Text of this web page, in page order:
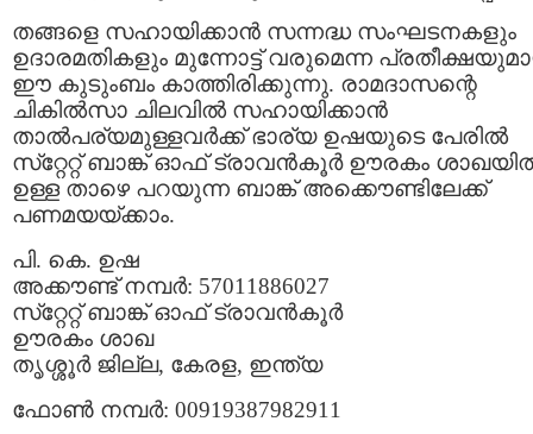
തങ്ങളെ സഹായിക്കാന്‍ സന്നദ്ധ സംഘടനകളും
ഉദാരമതികളും മുന്നോട്ട് വരുമെന്ന
ഈ കുടുംബം കാത്തിരിക്കുന്നു. രാമദാസന്റെ
ചികില്‍സാ ചിലവില്‍ സഹായിക്കാന്‍
താല്‍പര്യമുള്ളവര്‍ക്ക് ഭാര്യ ഉഷയുടെ പേരില്‍
സ്‌റ്റേറ്റ്‌ ബാങ്ക്‌ ഓഫ്‌ ട്രാവന്‍കൂര്‍ ഊരകം
ഉള്ള താഴെ പറയുന്ന ബാങ്ക്‌ അക്കൌണ്ടിലേക്ക്
പണമയയ്ക്കാം.
പി. കെ. ഉഷ
അക്കൗണ്ട്‌ നമ്പര്‍: 57011886027
സ്‌റ്റേറ്റ്‌ ബാങ്ക്‌ ഓഫ്‌ ട്രാവന്‍കൂര്‍
ഊരകം ശാഖ
തൃശ്ശൂര്‍ ജില്ല, കേരള, ഇന്ത്യ
ഫോണ്‍ നമ്പര്‍: 00919387982911